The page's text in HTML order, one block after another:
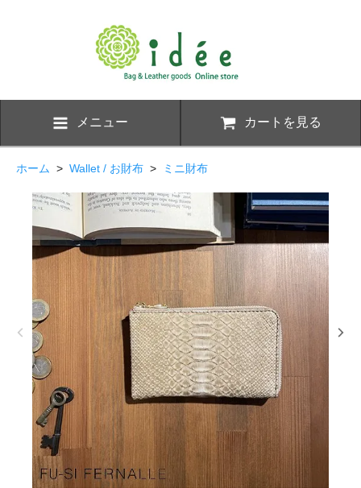
メニュー カートを見る
ホーム > Wallet / お財布 > ミニ財布